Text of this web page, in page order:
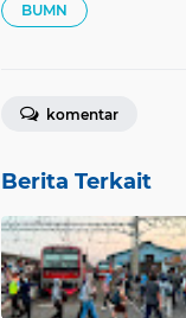
BUMN
komentar
Berita Terkait